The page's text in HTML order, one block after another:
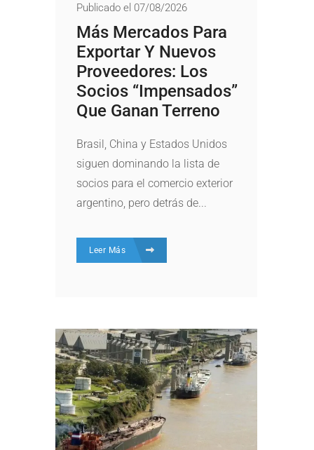
Publicado el 07/08/2026
Más Mercados Para
Exportar Y Nuevos
Proveedores: Los
Socios “impensados”
Que Ganan Terreno
Brasil, China y Estados Unidos
siguen dominando la lista de
socios para el comercio exterior
argentino, pero detrás de...
Leer Más